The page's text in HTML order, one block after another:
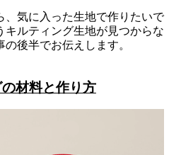
、気に入った生地で作りたいで
キルティング生地が見つからな
後半でお伝えします。
材料と作り方